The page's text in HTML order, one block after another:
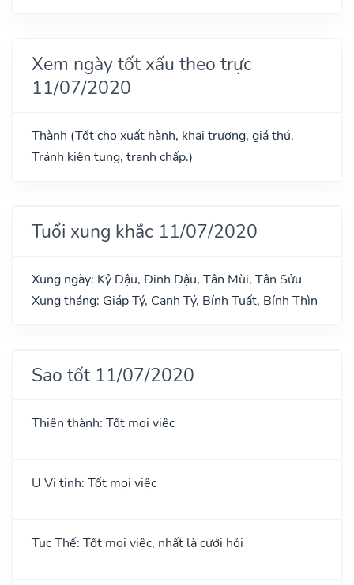
Xem ngày tốt xấu theo trực
11/07/2020
Thành (Tốt cho xuất hành, khai trương, giá thú.
Tránh kiện tụng, tranh chấp.)
Tuổi xung khắc 11/07/2020
Xung ngày: Kỷ Dậu, Đinh Dậu, Tân Mùi, Tân Sửu
Xung tháng: Giáp Tý, Canh Tý, Bính Tuất, Bính Thìn
Sao tốt 11/07/2020
Thiên thành: Tốt mọi việc
U Vi tinh: Tốt mọi việc
Tục Thế: Tốt mọi việc, nhất là cưới hỏi